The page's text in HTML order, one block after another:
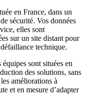
en France, dans un
sécurité. Vos données
elles sont
sur un site distant pour
technique.
équipes sont situées en
des solutions, sans
améliorations à
et en mesure d’adapter